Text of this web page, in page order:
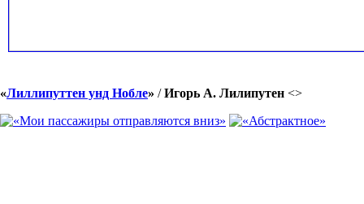
«Лиллипуттен унд Нобле» /Игорь А. Лилипутен <>